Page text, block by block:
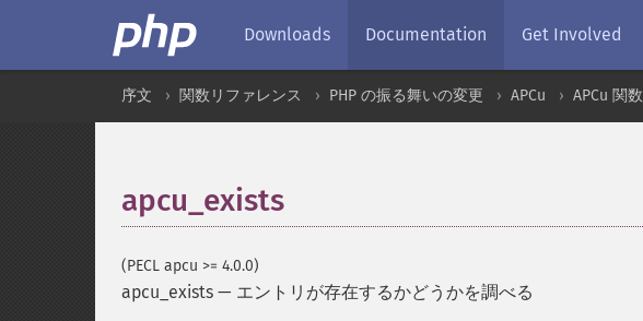
Downloads Documentation Get Involved
序文 関数リファレンス PHP の振る舞いの変更 APCu APCu 関数
apcu_exists
(PECL apcu >= 4.0.0)
apcu_exists — エントリが存在するかどうかを調べる